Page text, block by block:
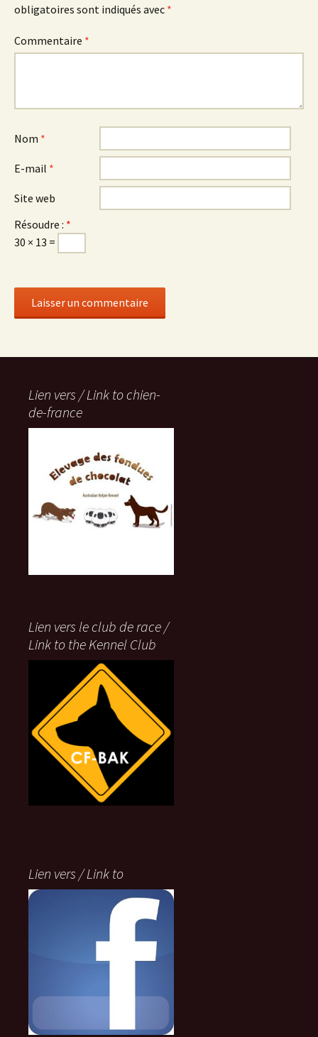
obligatoires sont indiqués avec *
Commentaire *
Nom *
E-mail *
Site web
Résoudre : *
30 × 13 =
Lien vers / Link to chien-
de-france
Lien vers le club de race /
Link to the Kennel Club
Lien vers / Link to